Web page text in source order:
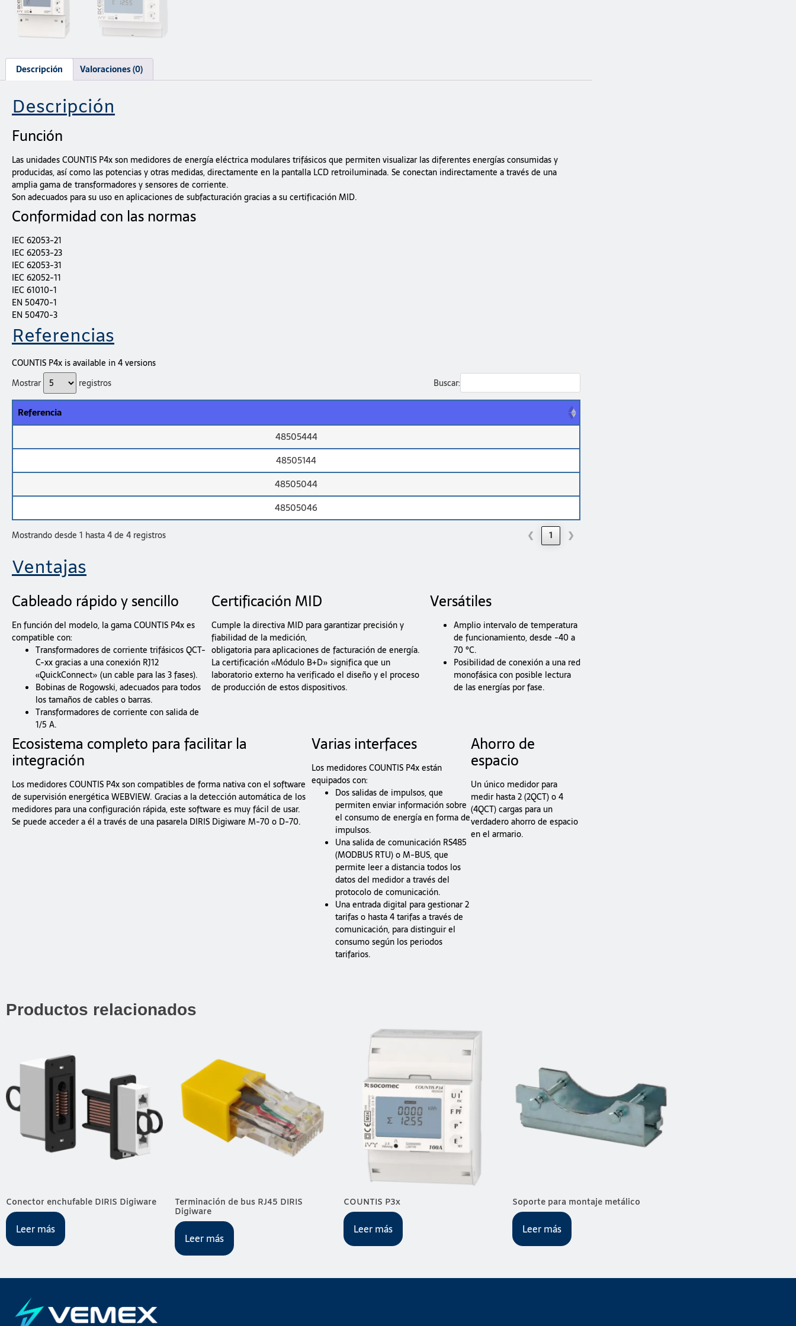
Descripción Valoraciones (0)
Descripción
Función
Las unidades COUNTIS P4x son medidores de energía eléctrica modulares trifásicos que permiten visualizar las diferentes energías consumidas y
producidas, así como las potencias y otras medidas, directamente en la pantalla LCD retroiluminada. Se conectan indirectamente a través de una
amplia gama de transformadores y sensores de corriente.
Son adecuados para su uso en aplicaciones de subfacturación gracias a su certificación MID.
Conformidad con las normas
IEC 62053-21
IEC 62053-23
IEC 62053-31
IEC 62052-11
IEC 61010-1
EN 50470-1
EN 50470-3
Referencias
COUNTIS P4x is available in 4 versions
Mostrar
registros Buscar:
Referencia
48505444
48505144
48505044
48505046
Mostrando desde 1 hasta 4 de 4 registros ❮ 1 ❯
Ventajas
Cableado rápido y sencillo
En función del modelo, la gama COUNTIS P4x es
compatible con:
Transformadores de corriente trifásicos QCT-
C-xx gracias a una conexión RJ12
«QuickConnect» (un cable para las 3 fases).
Bobinas de Rogowski, adecuados para todos
los tamaños de cables o barras.
Transformadores de corriente con salida de
1/5 A.
Certificación MID
Cumple la directiva MID para garantizar precisión y
fiabilidad de la medición,
obligatoria para aplicaciones de facturación de energía.
La certificación «Módulo B+D» significa que un
laboratorio externo ha verificado el diseño y el proceso
de producción de estos dispositivos.
Versátiles
Amplio intervalo de temperatura
de funcionamiento, desde -40 a
70 °C.
Posibilidad de conexión a una red
monofásica con posible lectura
de las energías por fase.
Ecosistema completo para facilitar la
integración
Los medidores COUNTIS P4x son compatibles de forma nativa con el software
de supervisión energética WEBVIEW. Gracias a la detección automática de los
medidores para una configuración rápida, este software es muy fácil de usar.
Se puede acceder a él a través de una pasarela DIRIS Digiware M-70 o D-70.
Varias interfaces
Los medidores COUNTIS P4x están
equipados con:
Dos salidas de impulsos, que
permiten enviar información sobre
el consumo de energía en forma de
impulsos.
Una salida de comunicación RS485
(MODBUS RTU) o M-BUS, que
permite leer a distancia todos los
datos del medidor a través del
protocolo de comunicación.
Una entrada digital para gestionar 2
tarifas o hasta 4 tarifas a través de
comunicación, para distinguir el
consumo según los periodos
tarifarios.
Ahorro de
espacio
Un único medidor para
medir hasta 2 (2QCT) o 4
(4QCT) cargas para un
verdadero ahorro de espacio
en el armario.
Productos relacionados
Conector enchufable DIRIS Digiware
Leer más
Terminación de bus RJ45 DIRIS
Digiware
Leer más
COUNTIS P3x
Leer más
Soporte para montaje metálico
Leer más